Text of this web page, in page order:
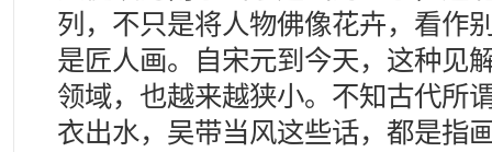
列，不只是将人物佛像花卉，看作
是匠人画。自宋元到今天，这种见
领域，也越来越狭小。不知古代所
衣出水，吴带当风这些话，都是指